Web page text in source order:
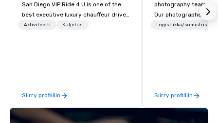
San Diego VIP Ride 4 U is one of the
best executive luxury chauffeur driven
car service in San Diego for Airport
for you to ride and explore the San
Diego with your family, business
meeting or friends.
Aktiviteetti Kuljetus
Siirry profiiliin
photography team
Our photographers
beautiful images but
Logistiikka/somistus
Siirry profiiliin